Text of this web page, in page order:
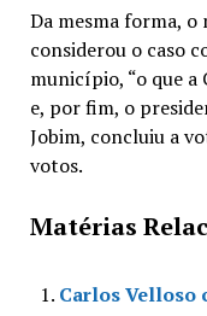
Da mesma forma,
considerou o caso
município, “o que
e, por fim, o
Jobim, concluiu a
votos.
Matérias
Carlos Velloso